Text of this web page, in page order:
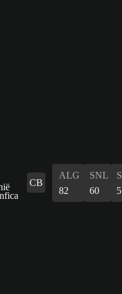
CB
ALG
82
SNL
60